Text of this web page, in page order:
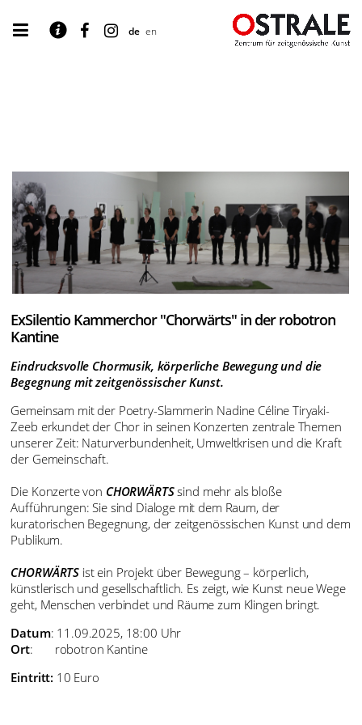
de en
ExSilentio Kammerchor "Chorwärts" in der robotron
Kantine
Eindrucksvolle Chormusik, körperliche Bewegung und die
Begegnung mit zeitgenössischer Kunst.
Gemeinsam mit der Poetry-Slammerin Nadine Céline Tiryaki-
Zeeb erkundet der Chor in seinen Konzerten zentrale Themen
unserer Zeit: Naturverbundenheit, Umweltkrisen und die Kraft
der Gemeinschaft.
Die Konzerte von CHORWÄRTSsind mehr als bloße
Aufführungen: Sie sind Dialoge mit dem Raum, der
kuratorischen Begegnung, der zeitgenössischen Kunst und dem
Publikum.
CHORWÄRTS ist ein Projekt über Bewegung – körperlich,
künstlerisch und gesellschaftlich. Es zeigt, wie Kunst neue Wege
geht, Menschen verbindet und Räume zum Klingen bringt.
Datum: 11.09.2025, 18:00 Uhr
Ort: robotron Kantine
Eintritt: 10 Euro